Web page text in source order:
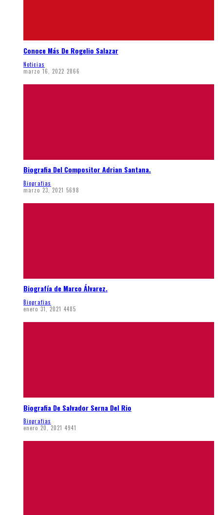
Conoce Más De Rogelio Salazar
Noticias
marzo 16, 2022 2866
Biografia Del Compositor Adrian Santana.
Biografias
marzo 23, 2021 5698
Biografía de Marco Álvarez.
Biografias
enero 31, 2021 4485
Biografia De Salvador Serna Del Rio
Biografias
enero 20, 2021 4941